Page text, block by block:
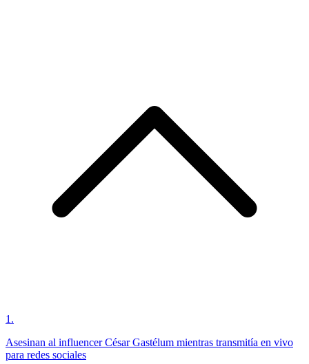
1 .
Asesinan al influencer César Gastélum mientras transmitía en vivo
para redes sociales